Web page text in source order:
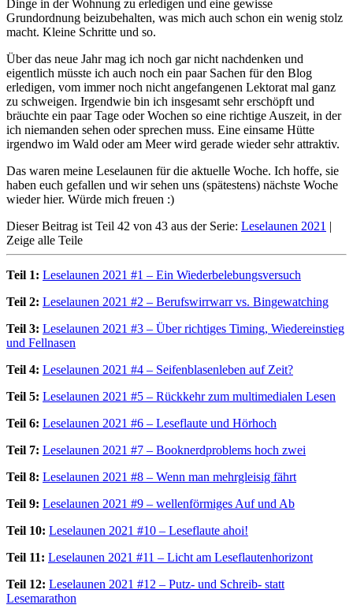
Dinge in der Wohnung zu erledigen und eine gewisse
Grundordnung beizubehalten, was mich auch schon ein wenig stolz
macht. Kleine Schritte und so.
Über das neue Jahr mag ich noch gar nicht nachdenken und
eigentlich müsste ich auch noch ein paar Sachen für den Blog
erledigen, vom immer noch nicht angefangenen Lektorat mal ganz
zu schweigen. Irgendwie bin ich insgesamt sehr erschöpft und
bräuchte ein paar Tage oder Wochen so eine richtige Auszeit, in der
ich niemanden sehen oder sprechen muss. Eine einsame Hütte
irgendwo im Wald oder am Meer wird gerade wieder sehr attraktiv.
Das waren meine Leselaunen für die aktuelle Woche. Ich hoffe, sie
haben euch gefallen und wir sehen uns (spätestens) nächste Woche
wieder hier. Würde mich freuen :)
Dieser Beitrag ist Teil 42 von 43 aus der Serie: Leselaunen 2021 |
Zeige alle Teile
Teil 1: Leselaunen 2021 #1 – Ein Wiederbelebungsversuch
Teil 2: Leselaunen 2021 #2 – Berufswirrwarr vs. Bingewatching
Teil 3: Leselaunen 2021 #3 – Über richtiges Timing, Wiedereinstieg
und Fellnasen
Teil 4: Leselaunen 2021 #4 – Seifenblasenleben auf Zeit?
Teil 5: Leselaunen 2021 #5 – Rückkehr zum multimedialen Lesen
Teil 6: Leselaunen 2021 #6 – Leseflaute und Hörhoch
Teil 7: Leselaunen 2021 #7 – Booknerdproblems hoch zwei
Teil 8: Leselaunen 2021 #8 – Wenn man mehrgleisig fährt
Teil 9: Leselaunen 2021 #9 – wellenförmiges Auf und Ab
Teil 10: Leselaunen 2021 #10 – Leseflaute ahoi!
Teil 11: Leselaunen 2021 #11 – Licht am Leseflautenhorizont
Teil 12: Leselaunen 2021 #12 – Putz- und Schreib- statt
Lesemarathon